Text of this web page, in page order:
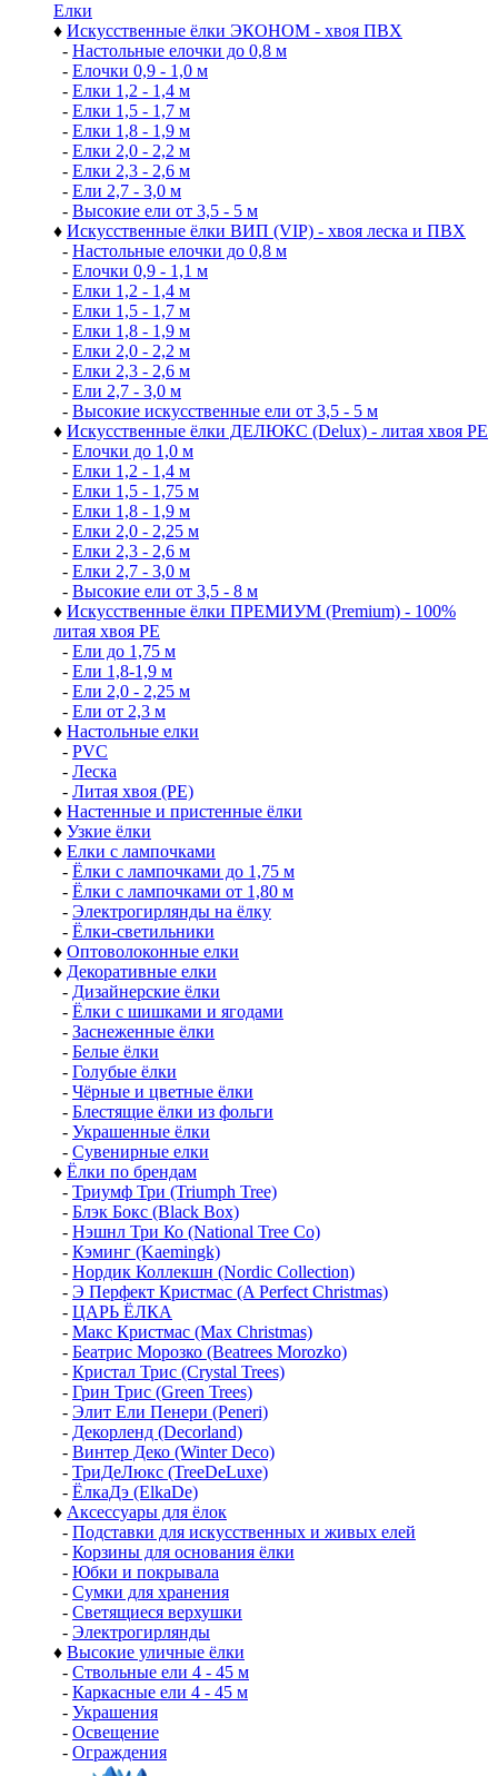
Елки
♦ Искусственные ёлки ЭКОНОМ - хвоя ПВХ
- Настольные елочки до 0,8 м
- Елочки 0,9 - 1,0 м
- Елки 1,2 - 1,4 м
- Елки 1,5 - 1,7 м
- Елки 1,8 - 1,9 м
- Елки 2,0 - 2,2 м
- Елки 2,3 - 2,6 м
- Ели 2,7 - 3,0 м
- Высокие ели от 3,5 - 5 м
♦ Искусственные ёлки ВИП (VIP) - хвоя леска и ПВХ
- Настольные елочки до 0,8 м
- Елочки 0,9 - 1,1 м
- Елки 1,2 - 1,4 м
- Елки 1,5 - 1,7 м
- Елки 1,8 - 1,9 м
- Елки 2,0 - 2,2 м
- Елки 2,3 - 2,6 м
- Ели 2,7 - 3,0 м
- Высокие искусственные ели от 3,5 - 5 м
♦ Искусственные ёлки ДЕЛЮКС (Delux) - литая хвоя РЕ
- Елочки до 1,0 м
- Елки 1,2 - 1,4 м
- Елки 1,5 - 1,75 м
- Елки 1,8 - 1,9 м
- Елки 2,0 - 2,25 м
- Елки 2,3 - 2,6 м
- Елки 2,7 - 3,0 м
- Высокие ели от 3,5 - 8 м
♦ Искусственные ёлки ПРЕМИУМ (Premium) - 100%
литая хвоя РЕ
- Ели до 1,75 м
- Ели 1,8-1,9 м
- Ели 2,0 - 2,25 м
- Ели от 2,3 м
♦ Настольные елки
- PVC
- Леска
- Литая хвоя (РЕ)
♦ Настенные и пристенные ёлки
♦ Узкие ёлки
♦ Елки с лампочками
- Ёлки с лампочками до 1,75 м
- Ёлки с лампочками от 1,80 м
- Электрогирлянды на ёлку
- Ёлки-светильники
♦ Оптоволоконные елки
♦ Декоративные елки
- Дизайнерские ёлки
- Ёлки с шишками и ягодами
- Заснеженные ёлки
- Белые ёлки
- Голубые ёлки
- Чёрные и цветные ёлки
- Блестящие ёлки из фольги
- Украшенные ёлки
- Сувенирные елки
♦ Ёлки по брендам
- Триумф Три (Triumph Tree)
- Блэк Бокс (Black Box)
- Нэшнл Три Ко (National Tree Co)
- Кэминг (Kaemingk)
- Нордик Коллекшн (Nordic Collection)
- Э Перфект Кристмас (A Perfect Christmas)
- ЦАРЬ ЁЛКА
- Макс Кристмас (Max Christmas)
- Беатрис Морозко (Beatrees Morozko)
- Кристал Трис (Crystal Trees)
- Грин Трис (Green Trees)
- Элит Ели Пенери (Peneri)
- Декорленд (Decorland)
- Винтер Деко (Winter Deco)
- ТриДеЛюкс (TreeDeLuxe)
- ЁлкаДэ (ElkaDe)
♦ Аксессуары для ёлок
- Подставки для искусственных и живых елей
- Корзины для основания ёлки
- Юбки и покрывала
- Сумки для хранения
- Светящиеся верхушки
- Электрогирлянды
♦ Высокие уличные ёлки
- Ствольные ели 4 - 45 м
- Каркасные ели 4 - 45 м
- Украшения
- Освещение
- Ограждения